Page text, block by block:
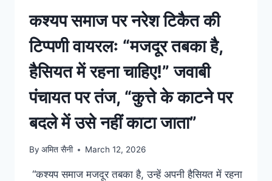
कश्यप समाज पर नरेश टिकैत की
टिप्पणी वायरलः “मजदूर तबका है,
हैसियत में रहना चाहिए!” जवाबी
पंचायत पर तंज, “कुत्ते के काटने पर
बदले में उसे नहीं काटा जाता”
By अमित सैनी March 12, 2026
“कश्यप समाज मजदूर तबका है, उन्हें अपनी हैसियत में रहना